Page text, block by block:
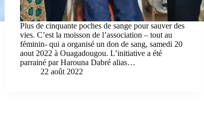
Plus de cinquante poches de sange pour sauver des
vies. C’est la moisson de l’association – tout au
féminin- qui a organisé un don de sang, samedi 20
aout 2022 à Ouagadougou. L’initiative a été
parrainé par Harouna Dabré alias…
22 août 2022